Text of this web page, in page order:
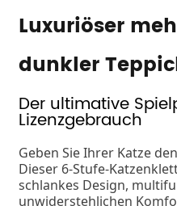
Luxuriöser
dunkler
Der ultimative
Lizenzgebrauch
Geben Sie Ihrer Katze
Dieser 6-Stufe-
schlankes Design,
unwiderstehlichen